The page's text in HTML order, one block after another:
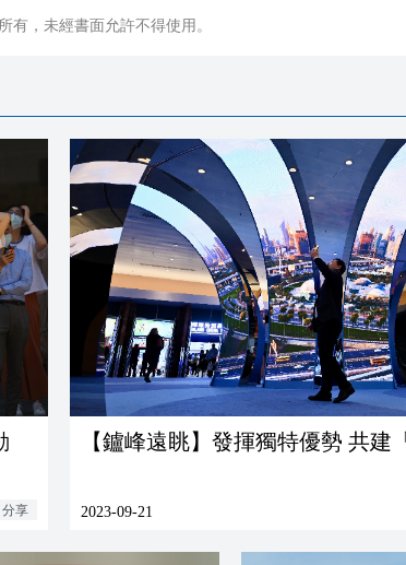
有，未經書面允許不得使用。
分享
【鑪峰遠眺】發揮獨特優勢 共建
2023-09-21